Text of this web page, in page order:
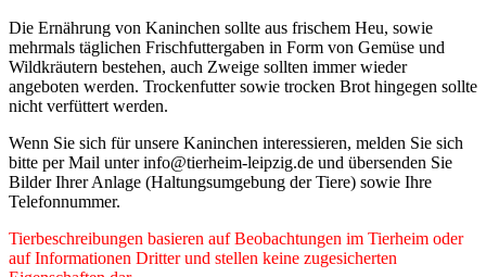
Die Ernährung von Kaninchen sollte aus frischem Heu, sowie
mehrmals täglichen Frischfuttergaben in Form von Gemüse und
Wildkräutern bestehen, auch Zweige sollten immer wieder
angeboten werden. Trockenfutter sowie trocken Brot hingegen sollte
nicht verfüttert werden.
Wenn Sie sich für unsere Kaninchen interessieren, melden Sie sich
bitte per Mail unter info@tierheim-leipzig.de und übersenden Sie
Bilder Ihrer Anlage (Haltungsumgebung der Tiere) sowie Ihre
Telefonnummer.
Tierbeschreibungen basieren auf Beobachtungen im Tierheim oder
auf Informationen Dritter und stellen keine zugesicherten